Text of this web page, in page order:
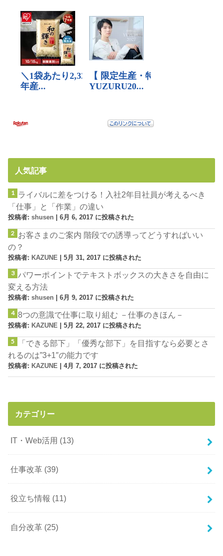
人気記事
ライバルに差をつける！入社2年目社員が考えるべき
「仕事」と「作業」の違い
投稿者:shusen |6月 6, 2017 に投稿された
お客さまのご案内 階段での誘導ってどうすればいい
の？
投稿者: KAZUNE |5月 31, 2017 に投稿された
パワーポイントでテキストボックスの大きさを自由に
変える方法
投稿者:shusen |6月 9, 2017 に投稿された
8つの意識で仕事に取り組む －仕事のきほん－
投稿者: KAZUNE |5月 22, 2017 に投稿された
「できる部下」「優秀な部下」を目指すなら必要とさ
れるのは”3+1″の能力です
投稿者: KAZUNE |4月 7, 2017 に投稿された
カテゴリー
IT・Web活用 (13)
仕事改革 (39)
役立ち情報 (11)
自分改革 (25)